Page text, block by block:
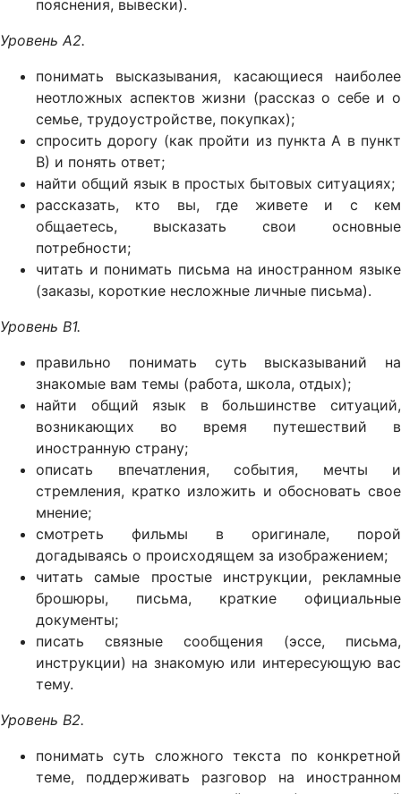
пояснения, вывески).
Уровень А2.
понимать высказывания, касающиеся наиболее
неотложных аспектов жизни (рассказ о себе и о
семье, трудоустройстве, покупках);
спросить дорогу (как пройти из пункта А в пункт
В) и понять ответ;
найти общий язык в простых бытовых ситуациях;
рассказать, кто вы, где живете и с кем
общаетесь, высказать свои основные
потребности;
читать и понимать письма на иностранном языке
(заказы, короткие несложные личные письма).
Уровень B1.
правильно понимать суть высказываний на
знакомые вам темы (работа, школа, отдых);
найти общий язык в большинстве ситуаций,
возникающих во время путешествий в
иностранную страну;
описать впечатления, события, мечты и
стремления, кратко изложить и обосновать свое
мнение;
смотреть фильмы в оригинале, порой
догадываясь о происходящем за изображением;
читать самые простые инструкции, рекламные
брошюры, письма, краткие официальные
документы;
писать связные сообщения (эссе, письма,
инструкции) на знакомую или интересующую вас
тему.
Уровень B2.
понимать суть сложного текста по конкретной
теме, поддерживать разговор на иностранном